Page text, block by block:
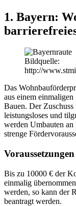
1. Bayern:
Bildquelle:
http://
Das
aus einem
Bauen. Der
leistungsloses und
werden Umbauten
strenge
Bis zu 10000 € der
einmalig
werden, so kann der
beantragt werden.